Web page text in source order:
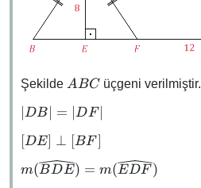
Şekilde ABC
ABC üçgeni verilmiştir.
\abs{DB}
\abs{DF}
DB = ∣DF
[DE]
\perp
[BF]
[DE] ⊥ [BF]
m(\widehat{BDE})
m(BDE) = m(EDF )